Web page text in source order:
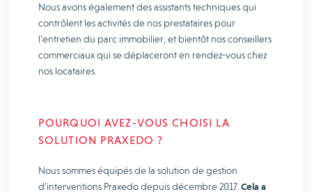
Nous avons également des assistants techniques qui
contrôlent les activités de nos prestataires pour
l’entretien du parc immobilier, et bientôt nos conseillers
commerciaux qui se déplaceront en rendez-vous chez
nos locataires.
POURQUOI AVEZ-VOUS CHOISI LA
SOLUTION PRAXEDO ?
Nous sommes équipés de la solution de gestion
d’interventions Praxedo depuis décembre 2017. Cela a